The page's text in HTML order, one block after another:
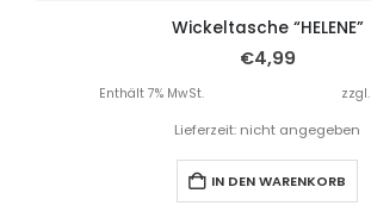
Wickeltasche “HELENE”
€4,99
Enthält 7% MwSt. zzgl.
Lieferzeit: nicht angegeben
IN DEN WARENKORB